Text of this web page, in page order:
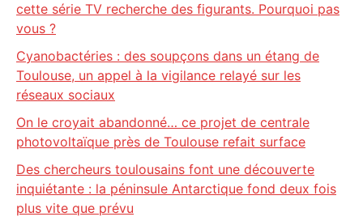
cette série TV recherche des figurants. Pourquoi pas
vous ?
Cyanobactéries : des soupçons dans un étang de
Toulouse, un appel à la vigilance relayé sur les
réseaux sociaux
On le croyait abandonné… ce projet de centrale
photovoltaïque près de Toulouse refait surface
Des chercheurs toulousains font une découverte
inquiétante : la péninsule Antarctique fond deux fois
plus vite que prévu